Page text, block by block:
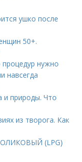
ушко после
50+.
процедур нужно
навсегда
и природы. Что
из творога. Как
(LPG)